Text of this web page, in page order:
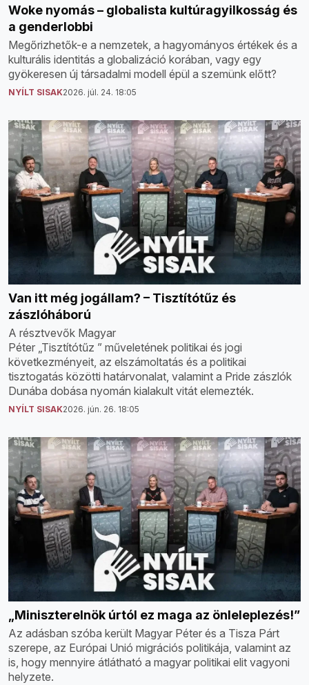
Woke nyomás – globalista kultúragyilkosság és
a genderlobbi
Megőrizhetők-e a nemzetek, a hagyományos értékek és a
kulturális identitás a globalizáció korában, vagy egy
gyökeresen új társadalmi modell épül a szemünk előtt?
NYÍLT SISAK2026. júl. 24. 18:05
Van itt még jogállam? – Tisztítótűz és
zászlóháború
A résztvevők Magyar
Péter „Tisztítótűz ” műveletének politikai és jogi
következményeit, az elszámoltatás és a politikai
tisztogatás közötti határvonalat, valamint a Pride zászlók
Dunába dobása nyomán kialakult vitát elemezték.
NYÍLT SISAK2026. jún. 26. 18:05
„Miniszterelnök úrtól ez maga az önleleplezés!”
Az adásban szóba került Magyar Péter és a Tisza Párt
szerepe, az Európai Unió migrációs politikája, valamint az
is, hogy mennyire átlátható a magyar politikai elit vagyoni
helyzete.